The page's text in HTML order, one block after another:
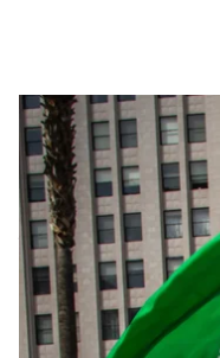
Іран та Сполучені
країнами.
упродовж
Про цепише
13 червня прем'єр-
підписання
переговори на